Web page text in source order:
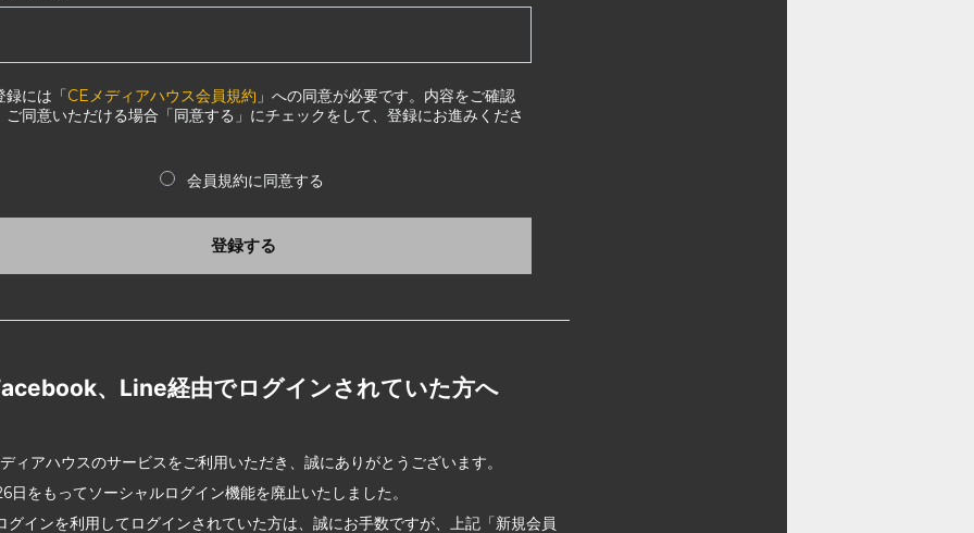
録には「CEメディアハウス会員規約 」への同意が必要です。内容をご確認
ご同意いただける場合「同意する」にチェックをして、登録にお進みくださ
会員規約に同意する
登録する
、Line経由でログインされていた方へ
ィアハウスのサービスをご利用いただき、誠にありがとうございます。
日をもってソーシャルログイン機能を廃止いたしました。
グインを利用してログインされていた方は、誠にお手数ですが、上記「新規会員